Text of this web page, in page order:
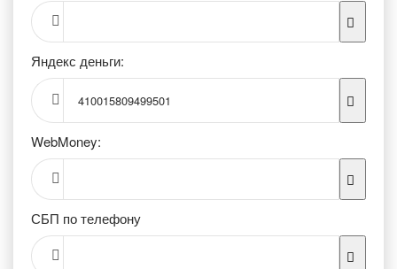
Яндекс деньги:
410015809499501
WebMoney:
СБП по телефону